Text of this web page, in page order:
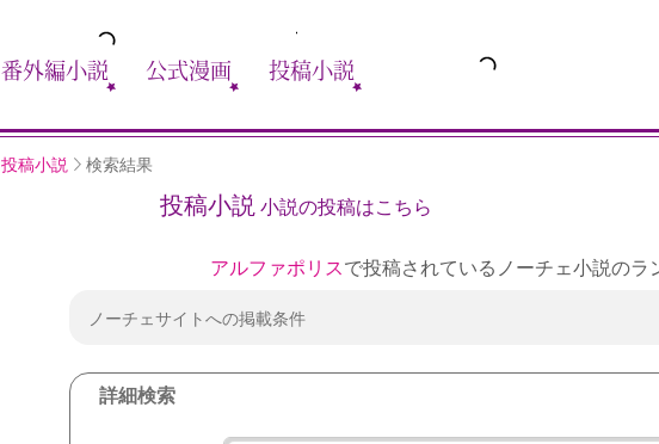
番外編小説 公式漫画 投稿小説
投稿小説 検索結果
投稿小説 小説の投稿はこちら
アルファポリスで投稿されているノーチェ小説のラ
ノーチェサイトへの掲載条件
詳細検索